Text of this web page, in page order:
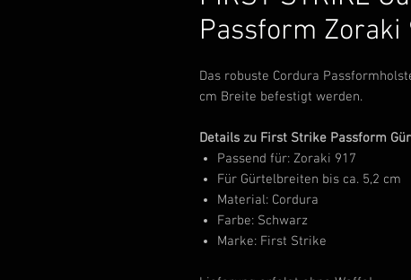
Passform Zoraki
Das robuste Cordura
cm Breite befestigt werden.
Details zu First Strike Passform
Passend für: Zoraki 917
Für Gürtelbreiten bis ca. 5,2 cm
Material: Cordura
Farbe: Schwarz
Marke: First Strike